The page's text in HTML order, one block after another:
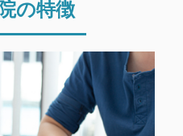
の特徴